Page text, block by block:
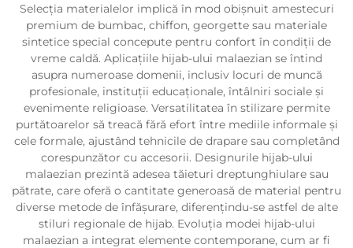
Selecția materialelor implică în mod obișnuit amestecuri
premium de bumbac, chiffon, georgette sau materiale
sintetice special concepute pentru confort în condiții de
vreme caldă. Aplicațiile hijab-ului malaezian se întind
asupra numeroase domenii, inclusiv locuri de muncă
profesionale, instituții educaționale, întâlniri sociale și
evenimente religioase. Versatilitatea în stilizare permite
purtătoarelor să treacă fără efort între mediile informale și
cele formale, ajustând tehnicile de drapare sau completând
corespunzător cu accesorii. Designurile hijab-ului
malaezian prezintă adesea tăieturi dreptunghiulare sau
pătrate, care oferă o cantitate generoasă de material pentru
diverse metode de înfășurare, diferențindu-se astfel de alte
stiluri regionale de hijab. Evoluția modei hijab-ului
malaezian a integrat elemente contemporane, cum ar fi